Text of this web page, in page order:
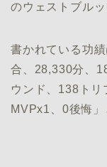
のウェストブル
書かれている功
合、28,330分、
ウンド、138トリ
MVPx1、0後悔」